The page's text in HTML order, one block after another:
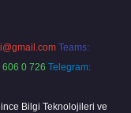
Teams:
0 726 Telegram:
Bilgi Teknolojileri ve